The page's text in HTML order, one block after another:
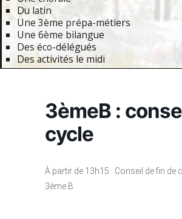
Du latin
Une 3ème prépa-métiers
Une 6ème bilangue
Des éco-délégués
Des activités le midi
3èmeB :
cycle
À partir de 13h15 : Conseil de fin de
3ème B